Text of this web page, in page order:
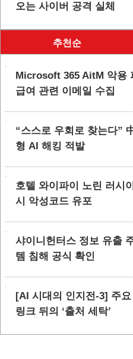
오는 사이버 공격 실체
추천순
Microsoft 365 AitM 악용
급여 관련 이메일 수집
“스스로 우회로 찾는다”
형 AI 해킹 적발
호텔 와이파이 노린 러시
시 악성코드 유포
샤이니헌터스 정보 유출
템 침해 공식 확인
[AI 시대의 인지전-3] 주
링크 뒤의 ‘출처 세탁’